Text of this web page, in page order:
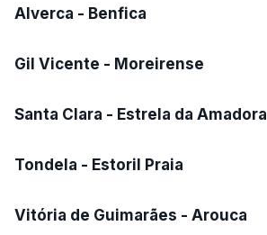
Alverca - Benfica
Gil Vicente - Moreirense
Santa Clara - Estrela da Amadora
Tondela - Estoril Praia
Vitória de Guimarães - Arouca